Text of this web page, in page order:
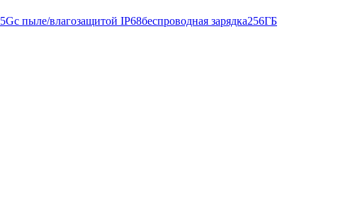
5Gс пыле/влагозащитой IP68беспроводная зарядка256ГБ